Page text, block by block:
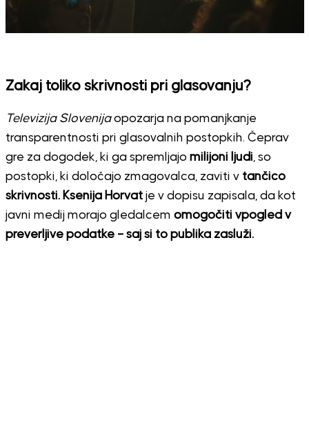
Zakaj toliko skrivnosti pri glasovanju?
Televizija Slovenijaopozarja na pomanjkanje
transparentnosti pri glasovalnih postopkih. Čeprav
gre za dogodek, ki ga spremljajo milijoni ljudi, so
postopki, ki določajo zmagovalca, zaviti vtančico
skrivnosti. Ksenija Horvatje v dopisu zapisala, da kot
javni medij morajo gledalcem omogočiti vpogled v
preverljive podatke – saj si to publika zasluži.